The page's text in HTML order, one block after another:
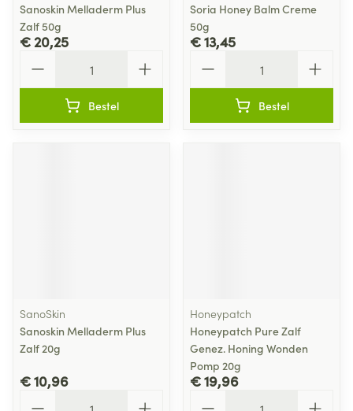
Sanoskin Melladerm Plus
Zalf 50g
€ 20,25
Bestel
Soria Honey Balm Creme
50g
€ 13,45
Bestel
SanoSkin
Sanoskin Melladerm Plus
Zalf 20g
€ 10,96
Honeypatch
Honeypatch Pure Zalf
Genez. Honing Wonden
Pomp 20g
€ 19,96